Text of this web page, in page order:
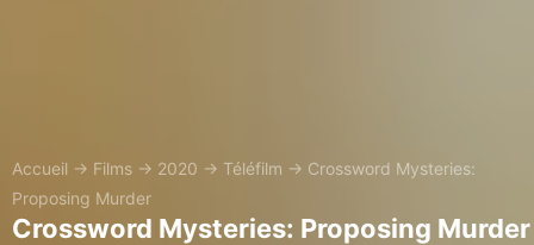
Accueil → Films → 2020 → Téléfilm → Crossword Mysteries:
Proposing Murder
Crossword Mysteries: Proposing Murder